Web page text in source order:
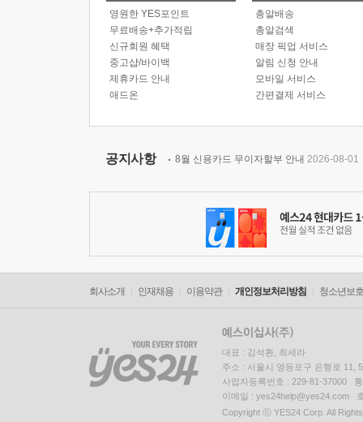
영원한 YES포인트
무료배송+추가적립
신규회원 혜택
중고샵/바이백
제휴카드 안내
애드온
총알배송
총알검색
매장 픽업 서비스
알림 신청 안내
모바일 서비스
간편결제 서비스
공지사항 8월 신용카드 무이자할부 안내 2026-08-01
회사소개 인재채용 이용약관 개인정보처리방침 청소년보
대표 : 김석환, 최세라
주소 : 서울시 영등포구 은행로 11,
사업자등록번호 : 229-81-37000
이메일 : yes24help@yes24.com
Copyright ⓒ YES24 Corp. All